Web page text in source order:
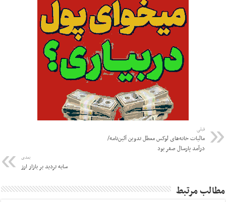
قبلی
مالیات خانه‌های لوکس معطل تدوین آئین‌نامه/
درآمد پارسال صفر بود
بعدی
سایه تردید بر بازار ارز
مطالب مرتبط